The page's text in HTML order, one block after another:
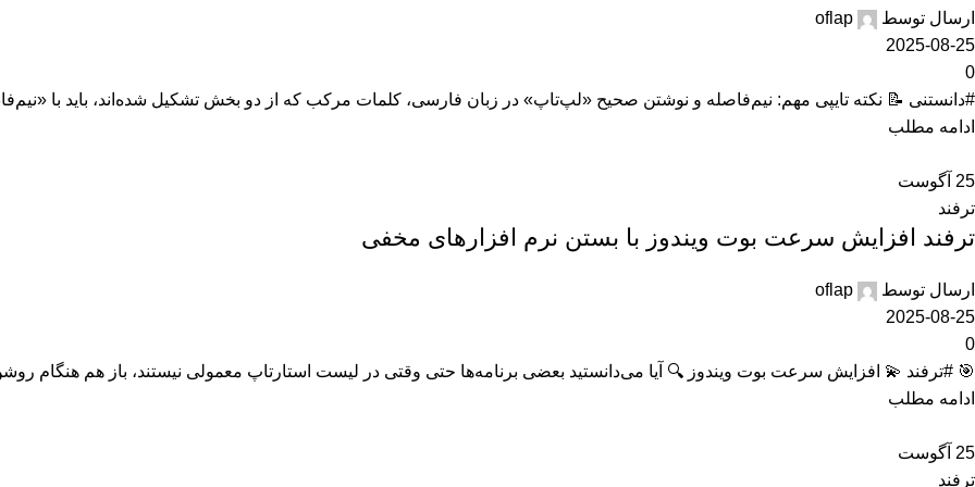
ارسال توسط
oflap
2025-08-25
0
#دانستنی 📝 نکته تایپی مهم: نیم‌فاصله و نوشتن صحیح «لپ‌تاپ» در زبان فارسی، کلمات مرکب که از دو بخش تشکیل شده‌اند، باید با
ادامه مطلب
25 آگوست
ترفند
ترفند افزایش سرعت بوت ویندوز با بستن نرم افزارهای مخفی
ارسال توسط
oflap
2025-08-25
0
🎯 #ترفند 💫 افزایش سرعت بوت ویندوز 🔍 آیا می‌دانستید بعضی برنامه‌ها حتی وقتی در لیست استارتاپ معمولی نیستند، باز هم هنگام
ادامه مطلب
25 آگوست
ترفند